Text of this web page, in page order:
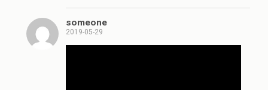
someone
2019-05-29